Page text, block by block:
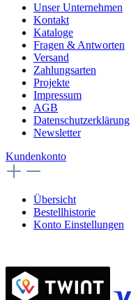
Unser Unternehmen
Kontakt
Kataloge
Fragen & Antworten
Versand
Zahlungsarten
Projekte
Impressum
AGB
Datenschutzerklärung
Newsletter
Kundenkonto
Übersicht
Bestellhistorie
Konto Einstellungen